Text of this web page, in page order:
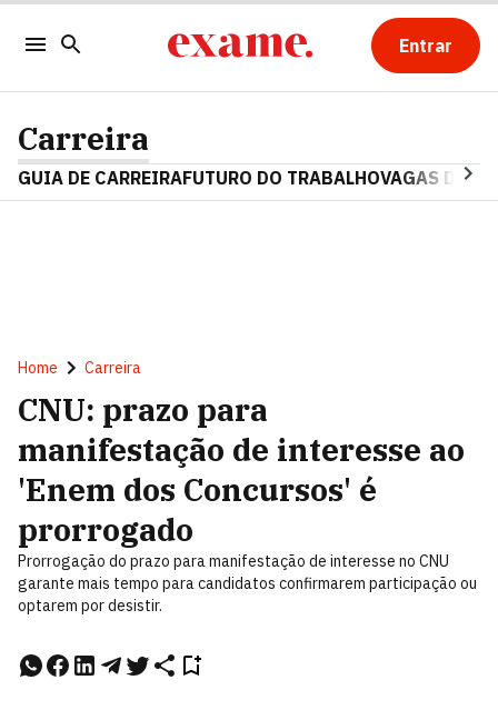
Entrar
Carreira
GUIA DE CARREIRAFUTURO DO TRABALHOVAGAS DE
Home Carreira
CNU: prazo para
manifestação de interesse ao
'Enem dos Concursos' é
prorrogado
Prorrogação do prazo para manifestação de interesse no CNU
garante mais tempo para candidatos confirmarem participação ou
optarem por desistir.